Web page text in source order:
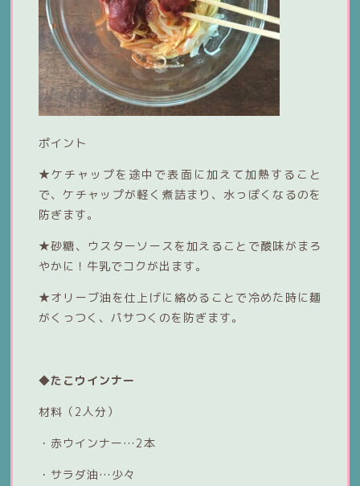
ポイント
★ケチャップを途中で表面に加えて加熱すること
で、ケチャップが軽く煮詰まり、水っぽくなるのを
防ぎます。
★砂糖、ウスターソースを加えることで酸味がまろ
やかに！牛乳でコクが出ます。
★オリーブ油を仕上げに絡めることで冷めた時に麺
がくっつく、パサつくのを防ぎます。
◆たこウインナー
材料（2人分）
・赤ウインナー…2本
・サラダ油…少々